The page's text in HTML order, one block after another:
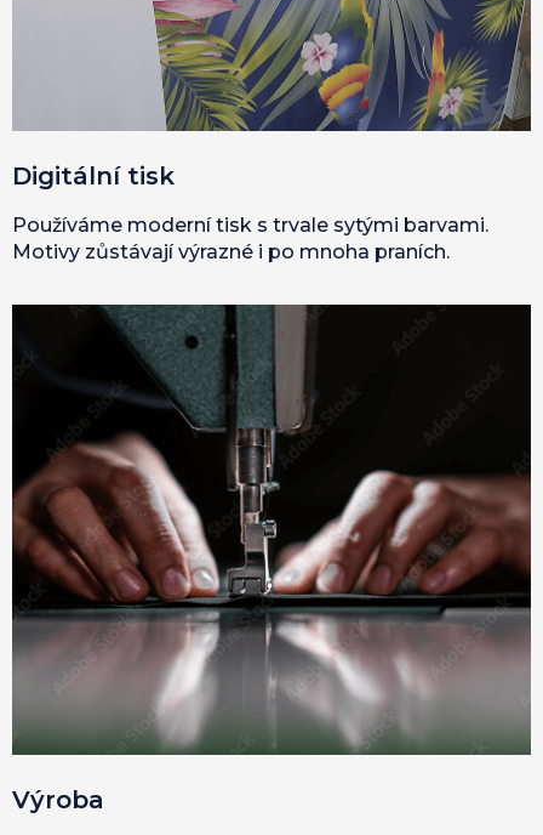
Digitální tisk
Používáme moderní tisk s trvale sytými barvami.
Motivy zůstávají výrazné i po mnoha praních.
Výroba